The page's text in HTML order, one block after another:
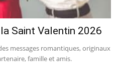
Saint Valentin 2026
messages romantiques, originaux
famille et amis.